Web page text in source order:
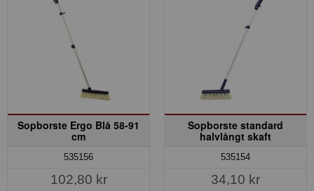
Sopborste Ergo Blå 58-91
cm
535156
102,80 kr
Sopborste standard
halvlångt skaft
535154
34,10 kr